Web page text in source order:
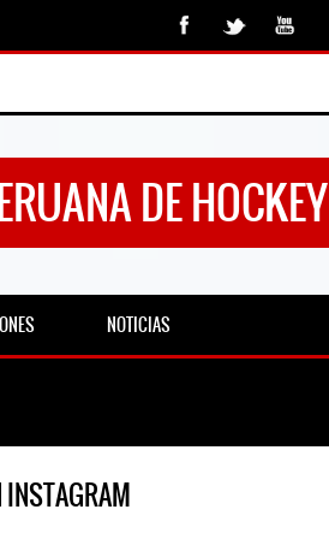
DE HOCKEY
NOTICIAS
INSTAGRAM